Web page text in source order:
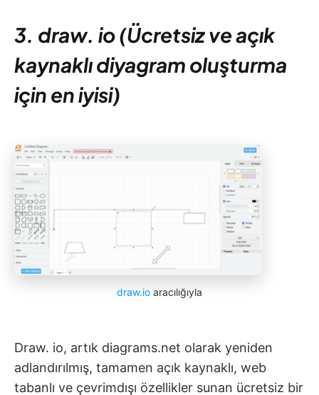
3. draw. io (Ücretsiz ve açık
kaynaklı diyagram oluşturma
için en iyisi)
draw.io aracılığıyla
Draw. io, artık diagrams.net olarak yeniden
adlandırılmış, tamamen açık kaynaklı, web
tabanlı ve çevrimdışı özellikler sunan ücretsiz bir